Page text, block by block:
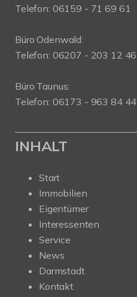
Telefon: 06159 - 71 69 61
Büro Odenwald:
Telefon: 06207 - 203 12 46
Büro Taunus:
Telefon: 06173 - 963 84 44
INHALT
Start
Immobilien
Eigentümer
Interessenten
Service
News
Darmstadt
Kontakt